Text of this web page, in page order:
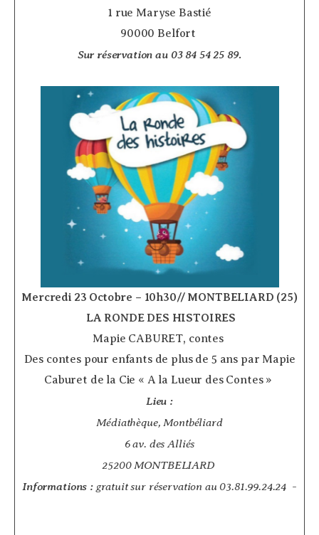
1 rue Maryse Bastié
90000 Belfort
Sur réservation au 03 84 54 25 89.
Mercredi 23 Octobre – 10h30// MONTBELIARD (25)
LA RONDE DES HISTOIRES
Mapie CABURET, contes ­
Des contes pour enfants de plus de 5 ans par Mapie
Caburet de la Cie « A la Lueur des Contes »
Lieu :
Médiathèque, Montbéliard
6 av. des Alliés
25200 MONTBELIARD
Informations : gratuit sur réservation au 03.81.99.24.24 ­ ­